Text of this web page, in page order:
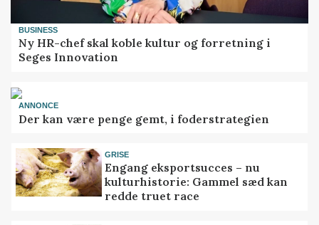
BUSINESS
Ny HR-chef skal koble kultur og forretning i
Seges Innovation
ANNONCE
Der kan være penge gemt, i foderstrategien
GRISE
Engang eksportsucces – nu
kulturhistorie: Gammel sæd kan
redde truet race